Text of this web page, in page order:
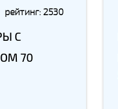
рейтинг: 2530
С
70